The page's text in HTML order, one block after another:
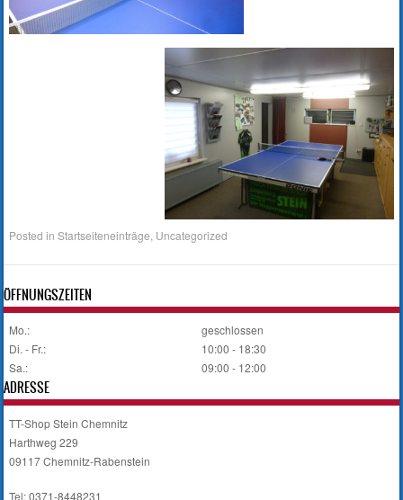
Posted inStartseiteneinträge Uncategorized
ÖFFNUNGSZEITEN
Mo.:
geschlossen
Di. - Fr.:
10:00 - 18:30
Sa.:
09:00 - 12:00
ADRESSE
TT-Shop Stein Chemnitz
Harthweg 229
09117 Chemnitz-Rabenstein
Tel: 0371-8448231